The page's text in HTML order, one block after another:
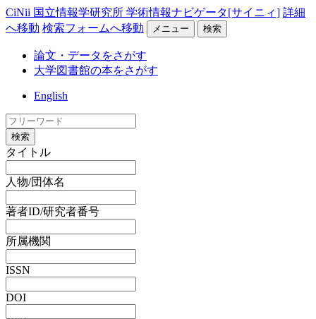
CiNii 国立情報学研究所 学術情報ナビゲータ[サイニィ] 詳細
へ移動 検索フォームへ移動 メニュー 検索
論文・データをさがす
大学図書館の本をさがす
English
検索
タイトル
人物/団体名
著者ID/研究者番号
所属機関
ISSN
DOI